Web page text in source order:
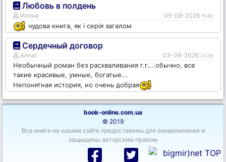
Любовь в полдень
Илона 05-08-2026 11:43
чудова книга, як і серія загалом
Сердечный договор
Annat 03-08-2026 21:29
Необычный роман без расхваливания г.г....обычно, все
такие красивые, умные, богатые...
Непонятная история, но очень добрая
book-online.com.ua
© 2019
Все книги на нашем сайте предоставены для ознакомления и
защищены авторским правом